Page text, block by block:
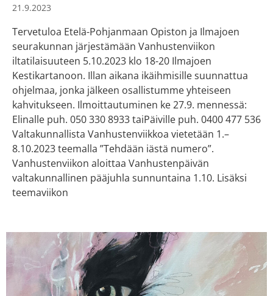
21.9.2023
Tervetuloa Etelä-Pohjanmaan Opiston ja Ilmajoen
seurakunnan järjestämään Vanhustenviikon
iltatilaisuuteen 5.10.2023 klo 18-20 Ilmajoen
Kestikartanoon. Illan aikana ikäihmisille suunnattua
ohjelmaa, jonka jälkeen osallistumme yhteiseen
kahvitukseen. Ilmoittautuminen ke 27.9. mennessä:
Elinalle puh. 050 330 8933 taiPäiville puh. 0400 477 536
Valtakunnallista Vanhustenviikkoa vietetään 1.–
8.10.2023 teemalla ”Tehdään iästä numero”.
Vanhustenviikon aloittaa Vanhustenpäivän
valtakunnallinen pääjuhla sunnuntaina 1.10. Lisäksi
teemaviikon